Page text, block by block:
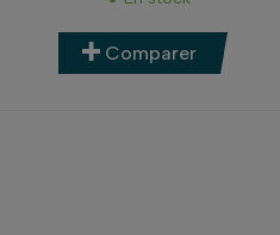
Comparer